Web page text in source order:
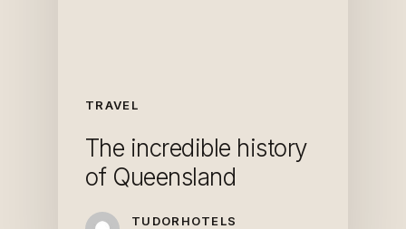
TRAVEL
The incredible history
of Queensland
TUDORHOTELS